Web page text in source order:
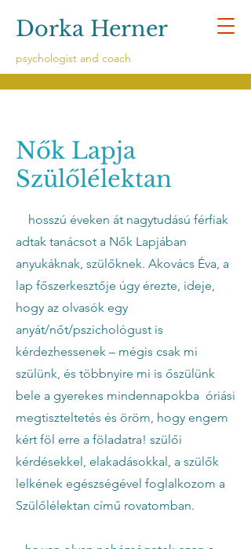
Dorka Herner
psychologist and coach
Nők Lapja
Szülőlélektan
hosszú éveken át nagytudású férfiak
adtak tanácsot a Nők Lapjában
anyukáknak, szülőknek. Akovács Éva, a
lap főszerkesztője úgy érezte, ideje,
hogy az olvasók egy
anyát/nőt/pszichológust is
kérdezhessenek – mégis csak mi
szülünk, és többnyire mi is őszülünk
bele a gyerekes mindennapokba óriási
megtiszteltetés és öröm, hogy engem
kért föl erre a föladatra! szülői
kérdésekkel, elakadásokkal, a szülők
lelkének egészségével foglalkozom a
Szülőlélektan című rovatomban.